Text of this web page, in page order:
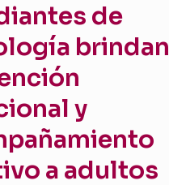
de
brindan
y
a adultos